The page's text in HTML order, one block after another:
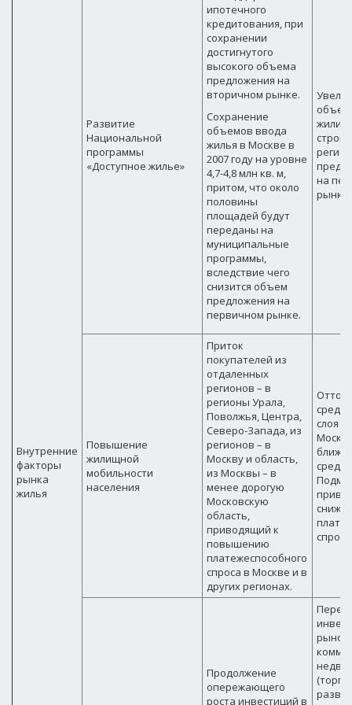
Внутренние
факторы
рынка
жилья
Развитие
Национальной
программы
«Доступное жилье»
ипотечного
кредитования, при
сохранении
достигнутого
высокого объема
предложения на
вторичном рынке.
Сохранение
объемов ввода
жилья в Москве в
2007 году на уровне
4,7-4,8 млн кв. м,
притом, что около
половины
площадей будут
переданы на
муниципальные
программы,
вследствие чего
снизится объем
предложения на
первичном рынке.
на
рынке.
Повышение
жилищной
мобильности
населения
Приток
покупателей из
отдаленных
регионов – в
регионы Урала,
Поволжья, Центра,
Северо-Запада, из
регионов – в
Москву и область,
из Москвы – в
менее дорогую
Московскую
область,
приводящий к
повышению
платежеспособного
спроса в Москве и в
других регионах.
Отток
слоя
Продолжение
опережающего
роста инвестиций в
рынок